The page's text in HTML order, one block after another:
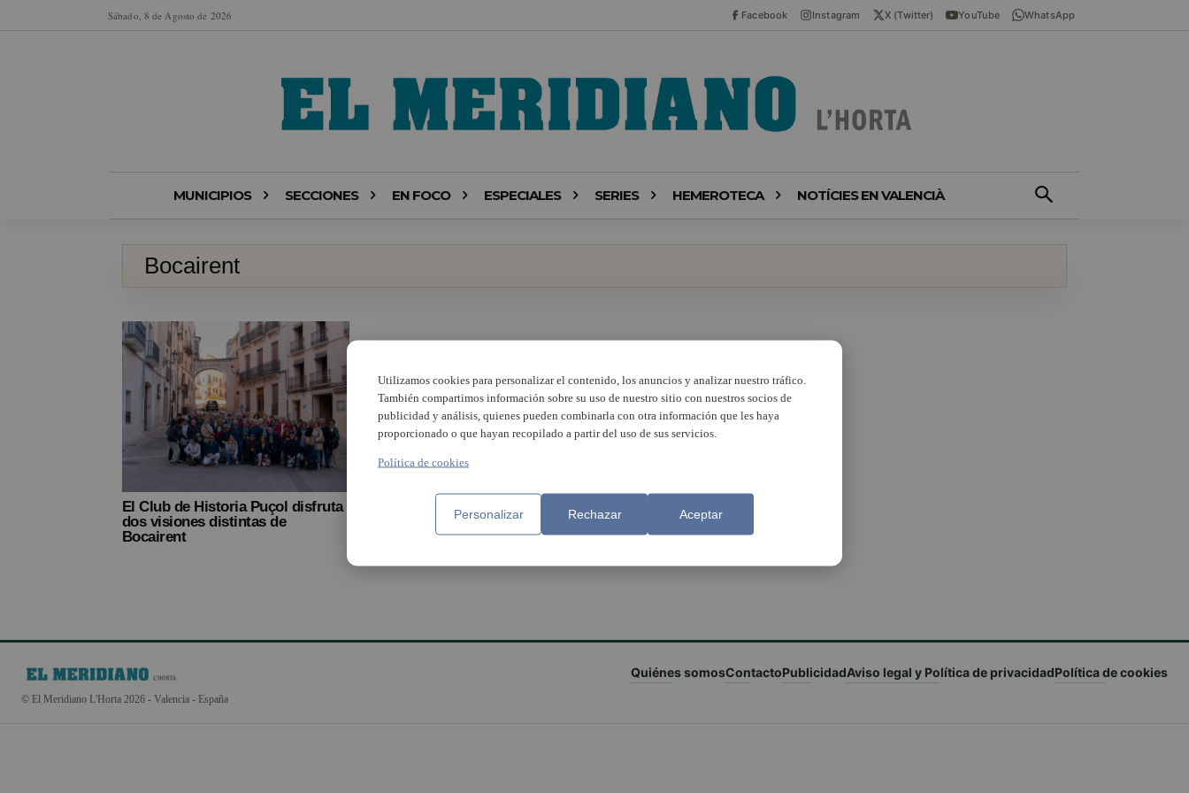
Sábado, 8 de Agosto de 2026 Facebook Instagram X (Twitter) YouTube WhatsApp
MUNICIPIOS SECCIONES EN FOCO ESPECIALES SERIES HEMEROTECA NOTÍCIES EN VALENCIÀ
Bocairent
El Club de Historia Puçol disfruta
dos visiones distintas de
Bocairent
© El Meridiano L'Horta 2026 - Valencia - España
Quiénes somosContactoPublicidadAviso legal y Política de privacidadPolítica de cookies
Utilizamos cookies para personalizar el contenido, los anuncios y analizar nuestro tráfico.
También compartimos información sobre su uso de nuestro sitio con nuestros socios de
publicidad y análisis, quienes pueden combinarla con otra información que les haya
proporcionado o que hayan recopilado a partir del uso de sus servicios.
Política de cookies
Personalizar Rechazar Aceptar